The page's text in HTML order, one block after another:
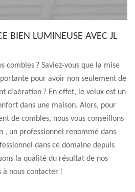
BIEN LUMINEUSE AVEC JL
combles ? Saviez-vous que la mise
pour avoir non seulement de
d’aération ? En effet, le velux est un
dans une maison. Alors, pour
de combles, nous vous conseillons
, un professionnel renommé dans
dans ce domaine depuis
la qualité du résultat de nos
à nous contacter !